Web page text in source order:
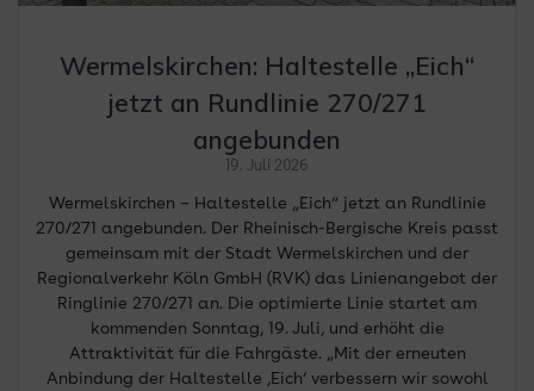
Wermelskirchen: Haltestelle „Eich“
jetzt an Rundlinie 270/271
angebunden
19. Juli 2026
Wermelskirchen – Haltestelle „Eich“ jetzt an Rundlinie
270/271 angebunden. Der Rheinisch-Bergische Kreis passt
gemeinsam mit der Stadt Wermelskirchen und der
Regionalverkehr Köln GmbH (RVK) das Linienangebot der
Ringlinie 270/271 an. Die optimierte Linie startet am
kommenden Sonntag, 19. Juli, und erhöht die
Attraktivität für die Fahrgäste. „Mit der erneuten
Anbindung der Haltestelle ‚Eich‘ verbessern wir sowohl